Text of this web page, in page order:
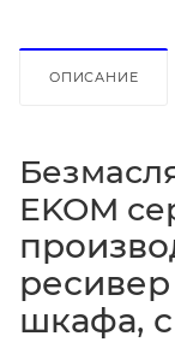
ОПИСАНИЕ
EKOM
шкафа,